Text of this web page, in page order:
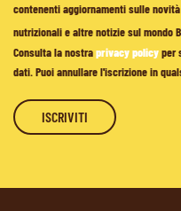
contenenti aggiornamenti sulle
nutrizionali e altre notizie sul mondo
Consulta la nostraprivacy policyper
dati. Puoi annullare l'iscrizione in